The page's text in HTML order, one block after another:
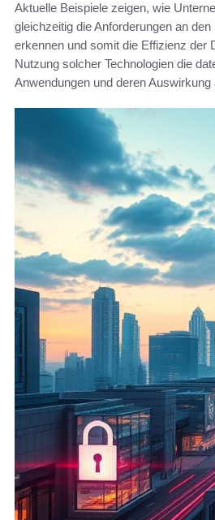
Aktuelle Beispiele zeigen, wie
gleichzeitig die Anforderungen an
erkennen und somit die Effizienz der
Nutzung solcher Technologien die
Anwendungen und deren